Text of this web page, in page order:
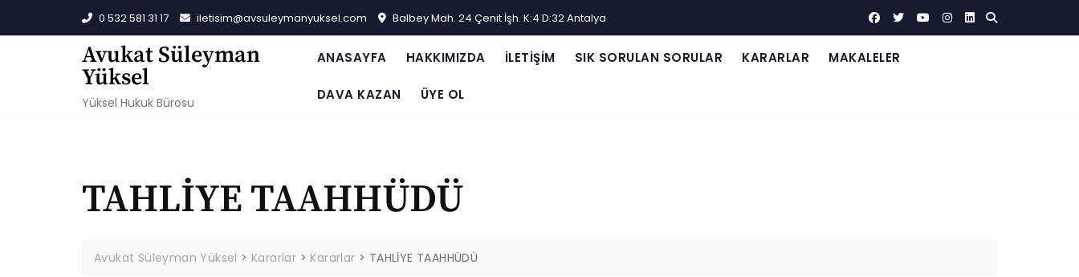
0 532 581 31 17 iletisim@avsuleymanyuksel.com Balbey Mah. 24 Çenit İşh. K:4 D:32 Antalya
Avukat Süleyman
Yüksel
Yüksel Hukuk Bürosu
ANASAYFA HAKKIMIZDA İLETIŞIM SIK SORULAN SORULAR KARARLAR MAKALELER
DAVA KAZAN ÜYE OL
TAHLİYE TAAHHÜDÜ
Avukat Süleyman Yüksel > Kararlar > Kararlar > TAHLİYE TAAHHÜDÜ